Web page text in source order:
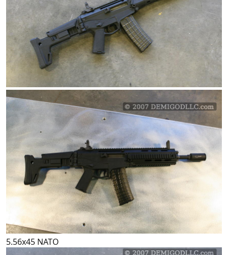
5.56x45 NATO